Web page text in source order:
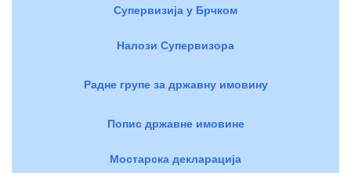
Супервизија у Брчком
Налози Супервизора
Радне групе за државну имовину
Попис државне имовине
Мостарска декларација